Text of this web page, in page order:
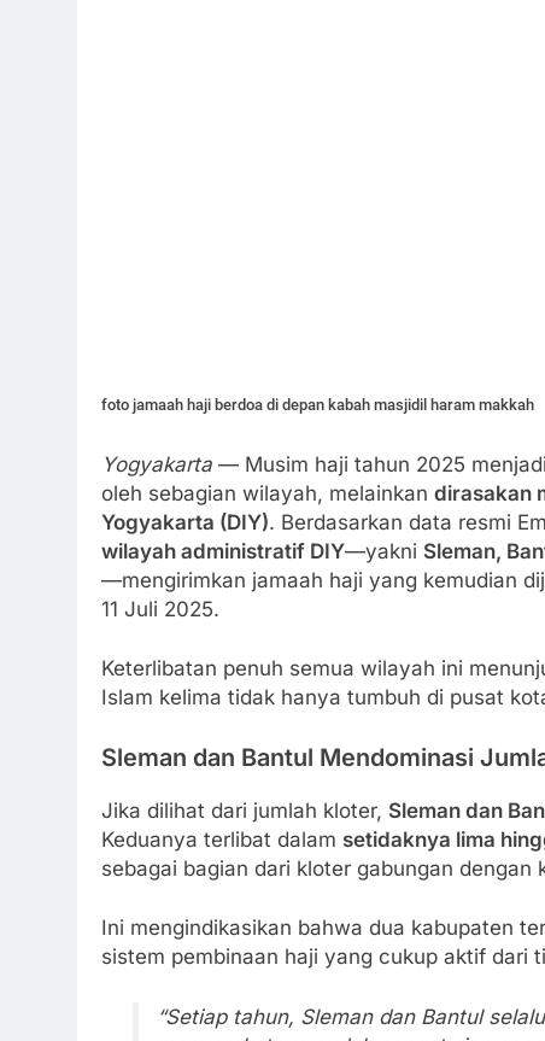
foto jamaah haji berdoa di depan kabah masjidil haram makkah
Yogyakarta — Musim haji tahun 2025
oleh sebagian wilayah, melainkan dirasakan
Yogyakarta (DIY). Berdasarkan data resmi
wilayah administratif DIY—yakni Sleman,
—mengirimkan jamaah haji yang kemudian
11 Juli 2025.
Keterlibatan penuh semua wilayah ini
Islam kelima tidak hanya tumbuh di pusat
Sleman dan Bantul Mendominasi
Jika dilihat dari jumlah kloter, Sleman dan
Keduanya terlibat dalam setidaknya lima
sebagai bagian dari kloter gabungan dengan
Ini mengindikasikan bahwa dua kabupaten
sistem pembinaan haji yang cukup aktif dari
“Setiap tahun, Sleman dan Bantul